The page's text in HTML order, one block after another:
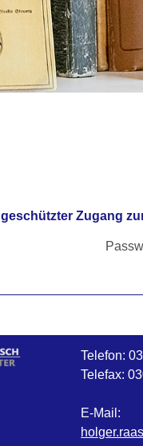
geschützter Zugang
Telefon:
Telefax:
E-Mail: